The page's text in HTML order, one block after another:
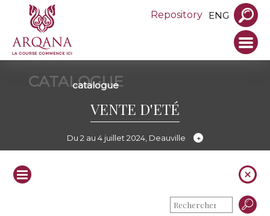
Repository ENG
CATALOGUE
catalogue
VENTE D'ETÉ
Du 2 au 4 juillet 2024, Deauville